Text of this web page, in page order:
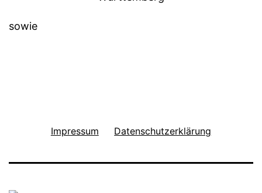
sowie
Impressum Datenschutzerklärung